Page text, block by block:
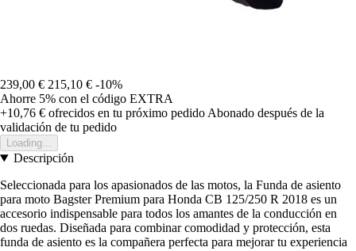
239,00 € 215,10 € -10%
Ahorre 5% con el código EXTRA
+10,76 € ofrecidos en tu próximo pedido Abonado después de la
validación de tu pedido
Loading...
Descripción
Seleccionada para los apasionados de las motos, la Funda de asiento
para moto Bagster Premium para Honda CB 125/250 R 2018 es un
accesorio indispensable para todos los amantes de la conducción en
dos ruedas. Diseñada para combinar comodidad y protección, esta
funda de asiento es la compañera perfecta para mejorar tu experiencia